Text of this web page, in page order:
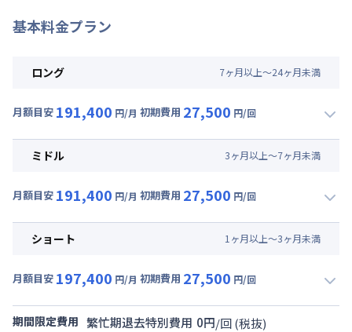
基本料金プラン
ロング 7ヶ月以上～24ヶ月未満
月額目安 191,400 円/月 初期費用 27,500 円/回
月額賃料目安(30日利用)
光熱費他 : 24,000円/月 (800円/日) (税抜)
その他費用 :
ミドル 3ヶ月以上～7ヶ月未満
月額目安 191,400 円/月 初期費用 27,500 円/回
月額賃料目安(30日利用)
光熱費他 : 24,000円/月 (800円/日) (税抜)
その他費用 :
ショート 1 ヶ月以上～3ヶ月未満
月額目安 197,400 円/月 初期費用 27,500 円/回
月額賃料目安(30日利用)
期間限定費用 繁忙期退去特別費用 0円/回(税抜)